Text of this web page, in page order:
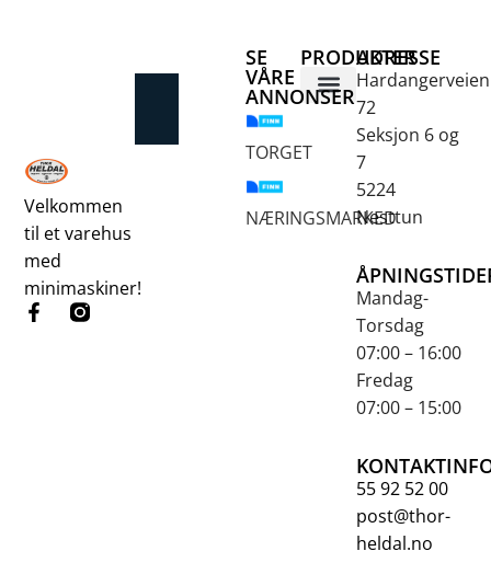
Velkommen
til et varehus
med
minimaskiner!
ADRESSE
Hardangerveien
72
Seksjon 6 og
7
5224
Nesttun
Mandag-
Torsdag
07:00 – 16:00
Fredag
07:00 – 15:00
55 92 52 00
post@thor-
heldal.no
PRODUKTER
SE
VÅRE
ANNONSER
TORGET
NÆRINGSMARKED